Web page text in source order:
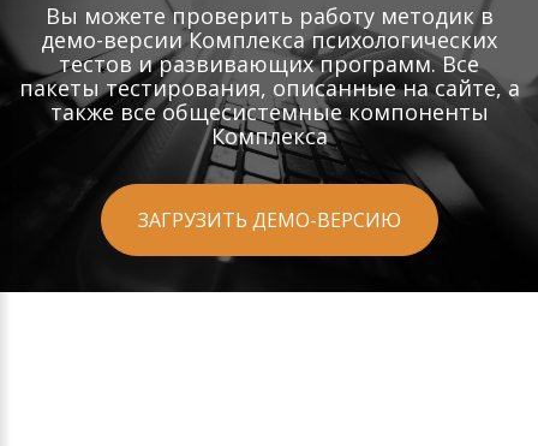
Вы можете проверить работу методик в
демо-версии Комплекса психологических
тестов и развивающих программ. Все
пакеты тестирования, описанные на сайте, а
также все общесистемные компоненты
Комплекса
ЗАГРУЗИТЬ ДЕМО-ВЕРСИЮ